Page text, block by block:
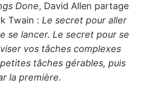
Done, David Allen partage
Twain : Le secret pour aller
se lancer. Le secret pour se
vos tâches complexes
tâches gérables, puis
la première.